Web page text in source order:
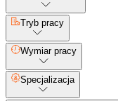
Tryb pracy
Wymiar pracy
Specjalizacja